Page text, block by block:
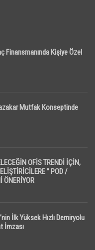
Finansmanında Kişiye Özel
Mutfak Konseptinde
OFİS TRENDİ İÇİN,
” POD /
ÖNERİYOR
İlk Yüksek Hızlı Demiryolu
İmzası